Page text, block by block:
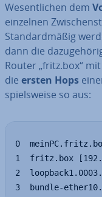
We­sent­li­chen dem
einzelnen
Stan­dard­mä­ßig
dann die
Router „fritz.box“
die ersten Hops
spiels­wei­se so aus:
0
1  fritz.box
2
3  bundle-